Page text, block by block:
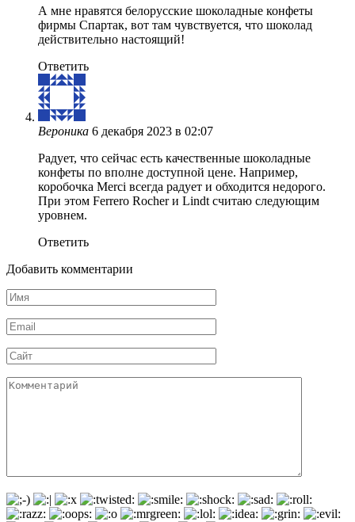
А мне нравятся белорусские шоколадные конфеты
фирмы Спартак, вот там чувствуется, что шоколад
действительно настоящий!
Ответить
Вероника 6 декабря 2023 в 02:07
Радует, что сейчас есть качественные шоколадные
конфеты по вполне доступной цене. Например,
коробочка Merci всегда радует и обходится недорого.
При этом Ferrero Rocher и Lindt считаю следующим
уровнем.
Ответить
Добавить комментарии
Имя
*
Email
*
Сайт
Комментарий